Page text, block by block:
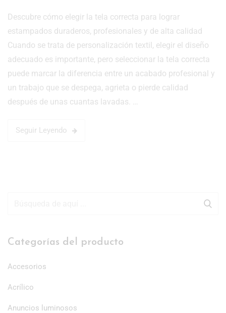
Descubre cómo elegir la tela correcta para lograr
estampados duraderos, profesionales y de alta calidad
Cuando se trata de personalización textil, elegir el diseño
adecuado es importante, pero seleccionar la tela correcta
puede marcar la diferencia entre un acabado profesional y
un trabajo que se despega, agrieta o pierde calidad
después de unas cuantas lavadas. …
Seguir Leyendo
Categorías del producto
Accesorios
Acrílico
Anuncios luminosos